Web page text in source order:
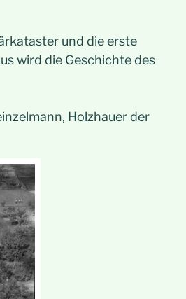
und die erste
wird die Geschichte des
Holzhauer der